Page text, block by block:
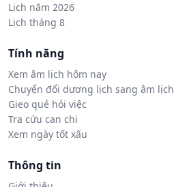
Lịch năm 2026
Lịch tháng 8
Tính năng
Xem âm lịch hôm nay
Chuyển đổi dương lịch sang âm lịch
Gieo quẻ hỏi việc
Tra cứu can chi
Xem ngày tốt xấu
Thông tin